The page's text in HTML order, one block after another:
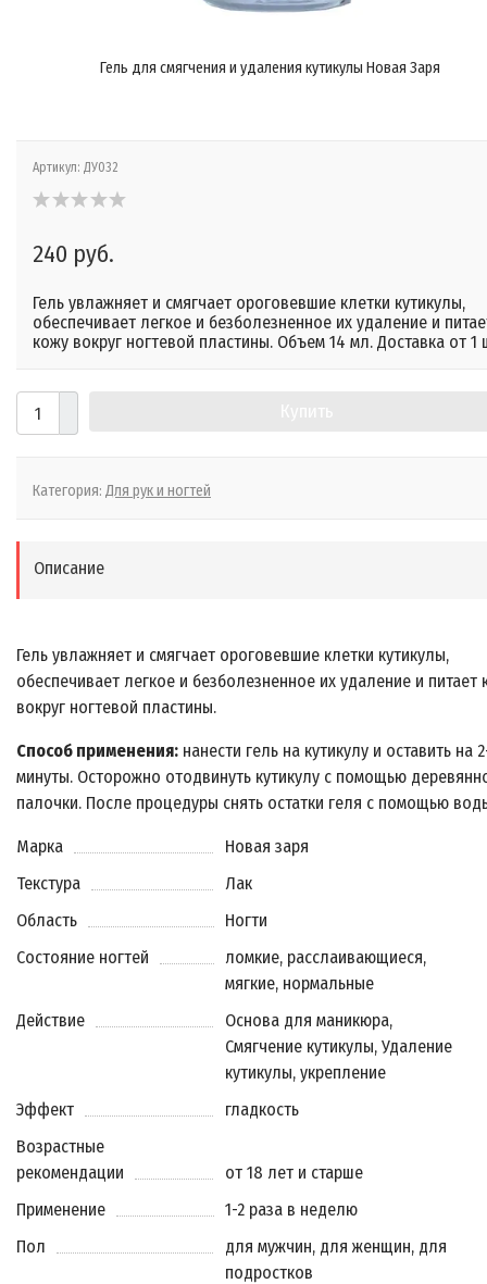
Гель для смягчения и удаления кутикулы Новая Заря
Артикул: ДУ032
240 руб.
Гель увлажняет и смягчает ороговевшие клетки кутикулы,
обеспечивает легкое и безболезненное их удаление и
кожу вокруг ногтевой пластины. Объем 14 мл. Доставка от 1
Категория: Для рук и ногтей
Описание
Гель увлажняет и смягчает ороговевшие клетки кутикулы,
обеспечивает легкое и безболезненное их удаление и питает
вокруг ногтевой пластины.
Способ применения: нанести гель на кутикулу и оставить на
минуты. Осторожно отодвинуть кутикулу с помощью
палочки. После процедуры снять остатки геля с помощью
Марка
Новая заря
Текстура
Лак
Область
Ногти
Состояние ногтей
ломкие, расслаивающиеся,
мягкие, нормальные
Действие
Основа для маникюра,
Смягчение кутикулы, Удаление
кутикулы, укрепление
Эффект
гладкость
Возрастные
рекомендации
от 18 лет и старше
Применение
1-2 раза в неделю
Пол
для мужчин, для женщин, для
подростков